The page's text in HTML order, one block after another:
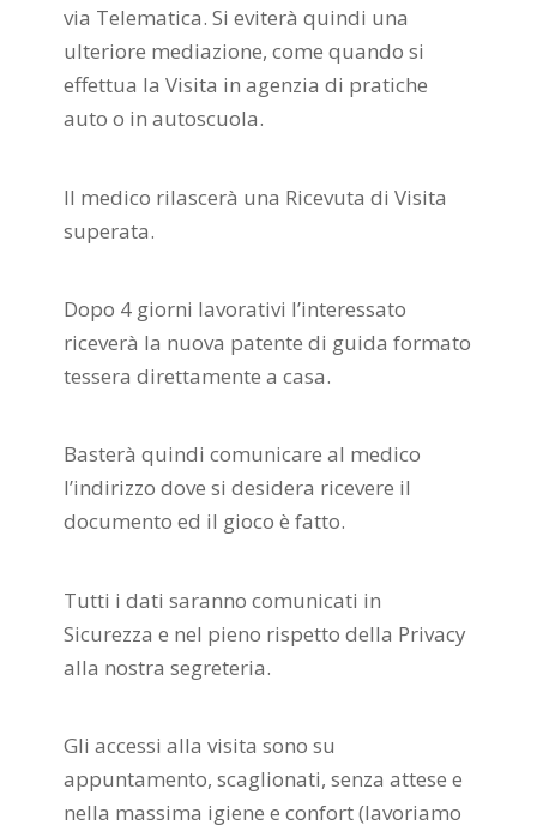
via Telematica. Si eviterà quindi una
ulteriore mediazione, come quando si
effettua la Visita in agenzia di pratiche
auto o in autoscuola.
Il medico rilascerà una Ricevuta di Visita
superata.
Dopo 4 giorni lavorativi l’interessato
riceverà la nuova patente di guida formato
tessera direttamente a casa.
Basterà quindi comunicare al medico
l’indirizzo dove si desidera ricevere il
documento ed il gioco è fatto.
Tutti i dati saranno comunicati in
Sicurezza e nel pieno rispetto della Privacy
alla nostra segreteria.
Gli accessi alla visita sono su
appuntamento, scaglionati, senza attese e
nella massima igiene e confort (lavoriamo